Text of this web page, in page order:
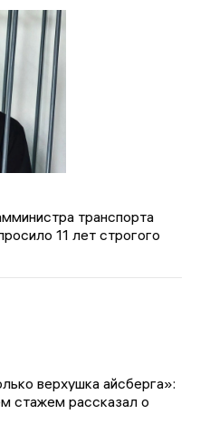
транспорта
11 лет строгого
верхушка айсберга»:
стажем рассказал о